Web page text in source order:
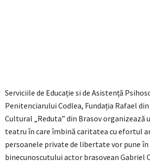
Serviciile de Educație si de Asistență
Penitenciarului Codlea, Fundația Rafael
Cultural „Reduta” din Brasov organizează
teatru în care îmbină caritatea cu efortul
persoanele private de libertate vor pune în
binecunoscutului actor brasovean Gabriel